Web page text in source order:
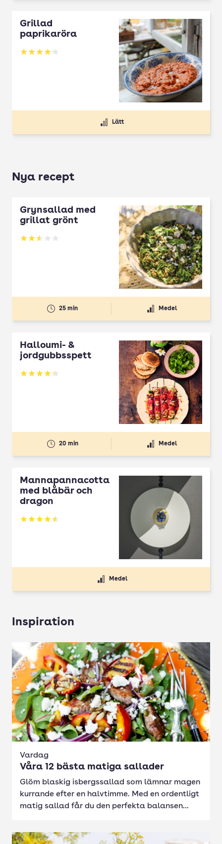
Grillad
paprikaröra
Betyg: 4.2 av 5
Lätt
Nya recept
Grynsallad med
grillat grönt
Betyg: 2.5 av 5
25 min Medel
Halloumi- &
jordgubbsspett
Betyg: 4.3 av 5
20 min Medel
Mannapannacotta
med blåbär och
dragon
Betyg: 4.5 av 5
Medel
Inspiration
Vardag
Våra 12 bästa matiga sallader
Glöm blaskig isbergssallad som lämnar magen
kurrande efter en halvtimme. Med en ordentligt
matig sallad får du den perfekta balansen...